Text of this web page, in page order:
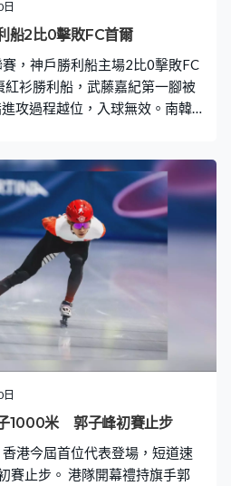
船2比0擊敗FC首爾
賽，神戶勝利船主場2比0擊敗FC
衫勝利船，武藤嘉紀第一腳被
攻過程越位，入球無效。南韓
錄。這支日職球隊4分鐘後右路
建功。在日本國家隊監督森保一
早一輪鎖定16強席位。
1000米 郭子峰初賽止步
香港今屆首位代表登場，短道速
賽止步。 港隊開幕禮持旗手郭